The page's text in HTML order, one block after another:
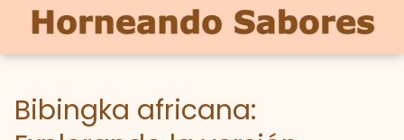
Bibingka africana: